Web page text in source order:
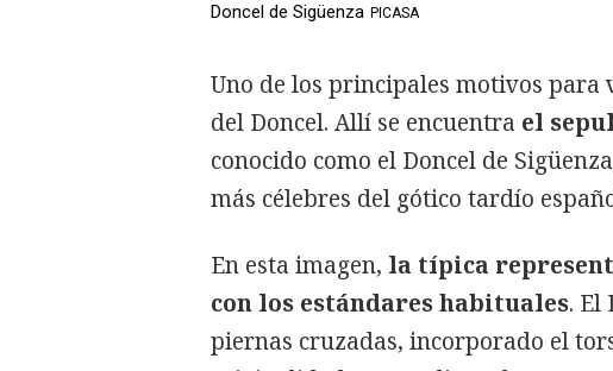
Doncel de Sigüenza PICASA
Uno de los principales motivos
del Doncel. Allí se encuentra el
conocido como el Doncel de
más célebres del gótico tardío
En esta imagen, la típica
con los estándares habituales. El
piernas cruzadas, incorporado el